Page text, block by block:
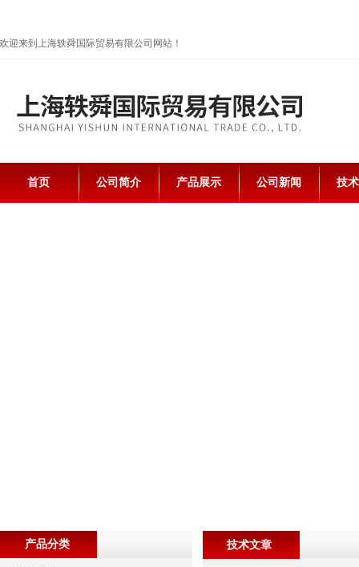
欢迎来到上海轶舜国际贸易有限公司网站！
首页 公司简介 产品展示 公司新闻 技
技术文章
产品分类